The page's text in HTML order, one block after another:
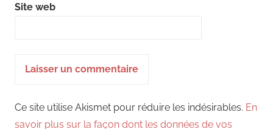
Site web
Ce site utilise Akismet pour réduire les indésirables. En
savoir plus sur la façon dont les données de vos